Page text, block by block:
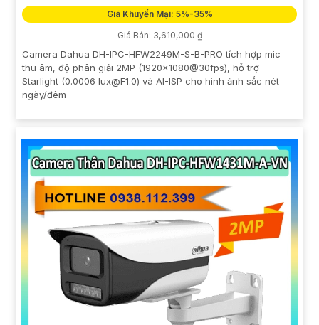
Giá Khuyến Mại: 5%-35%
Giá Bán: 3,610,000 ₫
Camera Dahua DH-IPC-HFW2249M-S-B-PRO tích hợp mic
thu âm, độ phân giải 2MP (1920×1080@30fps), hỗ trợ
Starlight (0.0006 lux@F1.0) và AI-ISP cho hình ảnh sắc nét
ngày/đêm